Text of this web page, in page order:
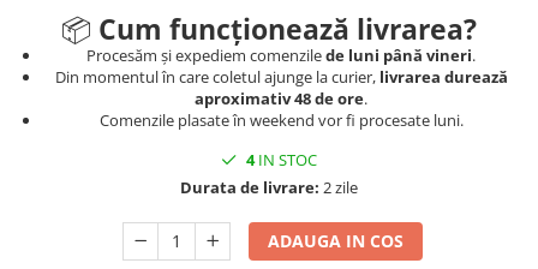
📦 Cum funcționează livrarea?
Procesăm și expediem comenzilede luni până vineri.
Din momentul în care coletul ajunge la curier, livrarea durează
aproximativ 48 de ore.
Comenzile plasate în weekend vor fi procesate luni.
4IN STOC
Durata de livrare: 2 zile
ADAUGA IN COS